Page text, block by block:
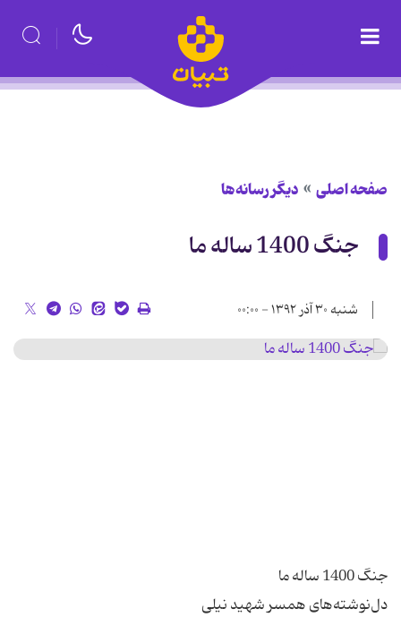
صفحه اصلی دیگر رسانه‌ها
جنگ 1400 ساله ما
شنبه ۳۰ آذر ۱۳۹۲ - ۰۰:۰۰